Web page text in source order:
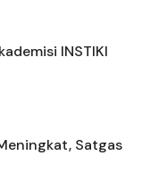
INSTIKI
Satgas